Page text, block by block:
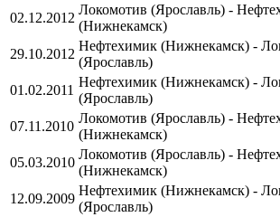
02.12.2012
Локомотив (Ярославль) -
(Нижнекамск)
29.10.2012
Нефтехимик (Нижнекамск) -
(Ярославль)
01.02.2011
Нефтехимик (Нижнекамск) -
(Ярославль)
07.11.2010
Локомотив (Ярославль) -
(Нижнекамск)
05.03.2010
Локомотив (Ярославль) -
(Нижнекамск)
12.09.2009
Нефтехимик (Нижнекамск) -
(Ярославль)